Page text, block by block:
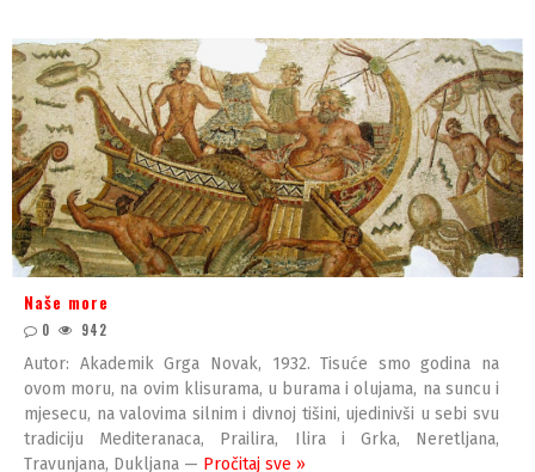
Naše more
0 942
Autor: Akademik Grga Novak, 1932. Tisuće smo godina na
ovom moru, na ovim klisurama, u burama i olujama, na suncu i
mjesecu, na valovima silnim i divnoj tišini, ujedinivši u sebi svu
tradiciju Mediteranaca, Prailira, Ilira i Grka, Neretljana,
Travunjana, Dukljana — Pročitaj sve »